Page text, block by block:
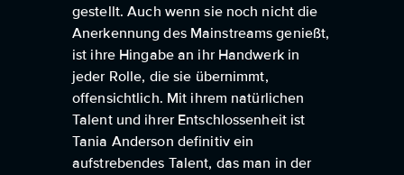
gestellt. Auch wenn sie noch nicht die
Anerkennung des Mainstreams genießt,
ist ihre Hingabe an ihr Handwerk in
jeder Rolle, die sie übernimmt,
offensichtlich. Mit ihrem natürlichen
Talent und ihrer Entschlossenheit ist
Tania Anderson definitiv ein
aufstrebendes Talent, das man in der